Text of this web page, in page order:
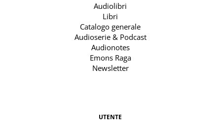
Audiolibri
Libri
Catalogo generale
Audioserie & Podcast
Audionotes
Emons Raga
Newsletter
UTENTE